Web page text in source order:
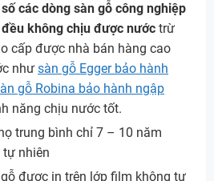
các dòng sàn gỗ công nghiệp
không chịu được nước trừ
cấp được nhà bán hàng cao
như sàn gỗ Egger bảo hành
gỗ Robina bảo hành ngập
năng chịu nước tốt.
trung bình chỉ 7 – 10 năm
nhiên
được in trên lớp film không tự